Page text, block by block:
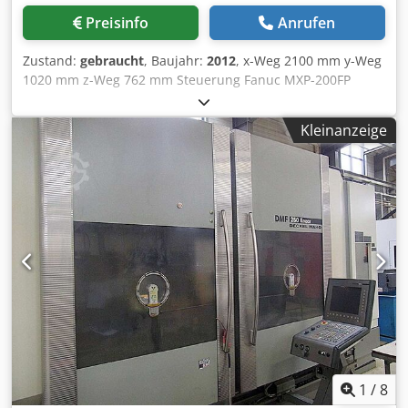
mm Abstand • Kapazität des Werkzeugmagazins: 30 Plätze
• Auflösung des Messsystems: 0. 001 mm • Elektrische
Leistungsaufnahme 82 kva • Pneumatik: Druckluft 5. 5-8
bar; Luftmenge 25 m³/h (ohne Kühlung), +20 m³/h mit
Kühlung • Gewicht (kg): mit Zubehör: bis zu 29280 kg
Zusätzliche Informationen Raumtemperatur: +15°C bis
+35°C Luftfeuchtigkeit: 20-75% Werkzeugmagazingröße
120 -Magazinschrank -Werkzeugwechsel erfolgt über einen
Shuttle -Werkzeughalter nur auf Anfrage und nach
Verfügbarkeit (extra) -Maschine ist eine 3-Achsen-
Maschine (Rundtisch nicht verfügbar) Eine weitere
Konfiguration oder die AB ist nicht mehr verfügbar.
Bremse der Z-Achse defekt, Rolltor im Maschinenraum
defekt, Bildschirmkabel defekt, Display defekt
(Wackelkontakt) Dcsdox Nr Tuspfx Ag Usk
Preisinfo Anrufen
Zustand: gebraucht, Baujahr: 2012, x-Weg 2100 mm y-Weg
1020 mm z-Weg 762 mm Steuerung Fanuc MXP-200FP
Spindeldrehzahl 6000 U/min Spindelleistung ca. 22 kW
Drehmoment an der Spindel ca. 550 Nm
Werkzeugaufnahme SK 50 Tisch-Aufspannfläche 2300 x
1020 mm Tischbelastung max. 3000 kg T-Nuten 6 x 22 mm
T-Nuten - Abstand 150 mm 3-Achs-CNC-
Bearbeitungszentrum Ausstattung/Zubehör: -
Werkzeugwechsler mit Kettenmagazin, 40 Stationen - max.
Werkzeug-Ø: 120/240 mm - max. Werkzeuglänge: 350 mm -
Kühlmittel-Anlage mit IKZ-Pumpe und Filter -
Emulsionsnebelabsaugung - elektronisches Handrad - 2
Stk. Magnetspannplatten 800 x 400 mm Dcsdpfx Ajx Sr A
Ueg Ujk - diverse SK50-Aufnahmen - Späneförderer
Kleinanzeige
1 /8